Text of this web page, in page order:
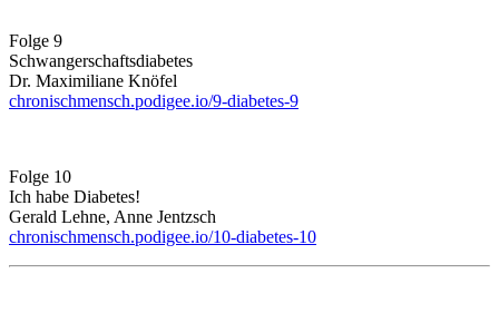
Folge 9
Schwangerschaftsdiabetes
Dr. Maximiliane Knöfel
chronischmensch.podigee.io/9-diabetes-9
Folge 10
Ich habe Diabetes!
Gerald Lehne, Anne Jentzsch
chronischmensch.podigee.io/10-diabetes-10